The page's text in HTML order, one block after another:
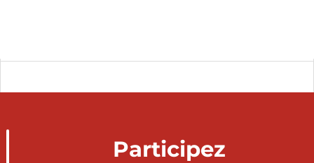
Participez